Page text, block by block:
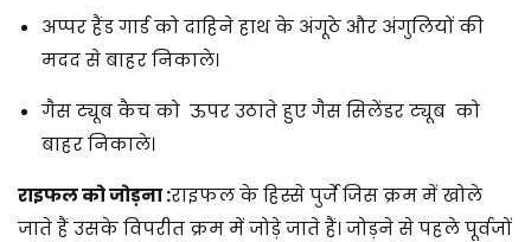
अप्पर हैंड गार्ड को दाहिने हाथ के अंगूठे और अंगुलियों की
मदद से बाहर निकाले।
गैस ट्यूब कैच को ऊपर उठाते हुए गैस सिलेंडर ट्यूब को
बाहर निकाले।
राइफल को जोड़ना:राइफल के हिस्से पुर्जे जिस क्रम में खोले
जाते हैं उसके विपरीत क्रम में जोड़े जाते हैं। जोड़ने से पहले पूर्वजों